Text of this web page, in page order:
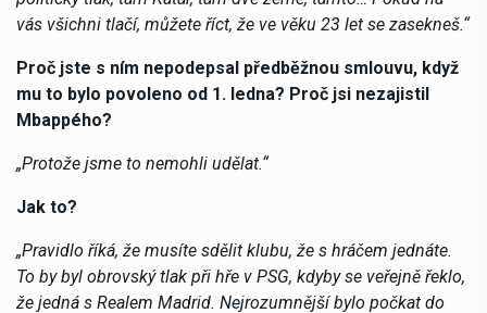
vás všichni tlačí, můžete říct, že ve věku 23 let se zasekneš.“
Proč jste s ním nepodepsal předběžnou smlouvu, když
mu to bylo povoleno od 1. ledna? Proč jsi nezajistil
Mbappého?
„Protože jsme to nemohli udělat.“
Jak to?
„Pravidlo říká, že musíte sdělit klubu, že s hráčem jednáte.
To by byl obrovský tlak při hře v PSG, kdyby se veřejně řeklo,
že jedná s Realem Madrid. Nejrozumnější bylo počkat do